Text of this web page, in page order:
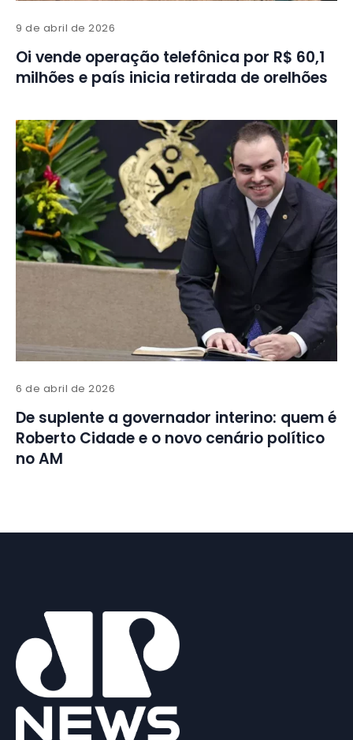
9 de abril de 2026
Oi vende operação telefônica por R$ 60,1
milhões e país inicia retirada de orelhões
6 de abril de 2026
De suplente a governador interino: quem é
Roberto Cidade e o novo cenário político
no AM